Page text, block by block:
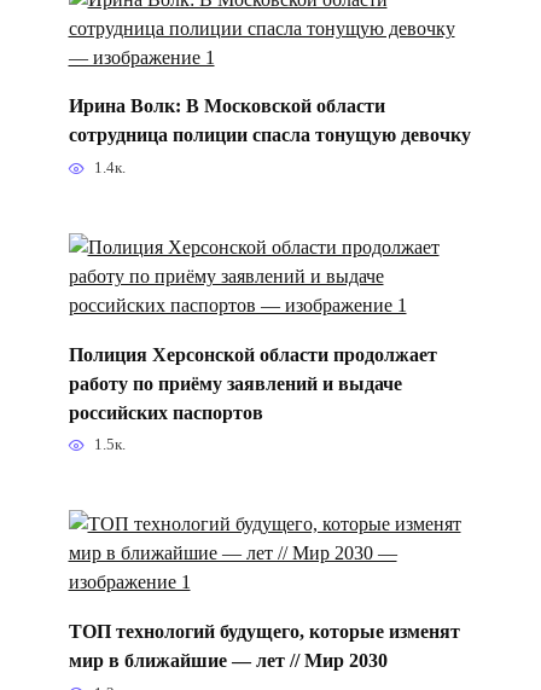
Ирина Волк: В Московской области
сотрудница полиции спасла тонущую девочку
1.4к.
Полиция Херсонской области продолжает
работу по приёму заявлений и выдаче
российских паспортов
1.5к.
ТОП технологий будущего, которые изменят
мир в ближайшие — лет // Мир 2030